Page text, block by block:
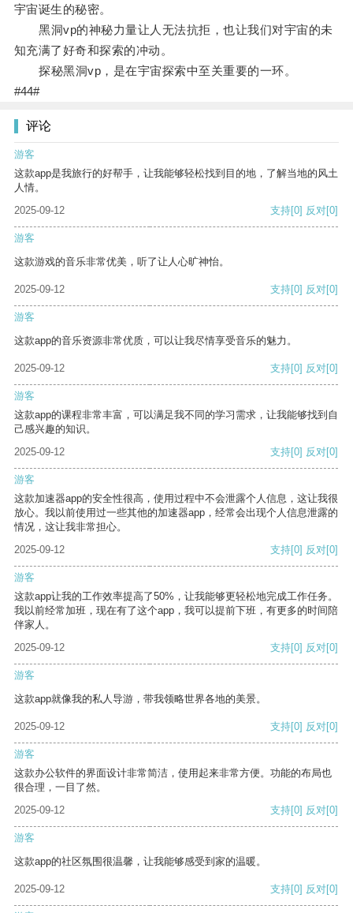
宇宙诞生的秘密。
黑洞vp的神秘力量让人无法抗拒，也让我们对宇宙的未
知充满了好奇和探索的冲动。
探秘黑洞vp，是在宇宙探索中至关重要的一环。
#44#
评论
游客
这款app是我旅行的好帮手，让我能够轻松找到目的地，了解当地的风土
人情。
2025-09-12
支持[0] 反对[0]
游客
这款游戏的音乐非常优美，听了让人心旷神怡。
2025-09-12 支持[0] 反对[0]
游客
这款app的音乐资源非常优质，可以让我尽情享受音乐的魅力。
2025-09-12 支持[0] 反对[0]
游客
这款app的课程非常丰富，可以满足我不同的学习需求，让我能够找到自
己感兴趣的知识。
2025-09-12
支持[0] 反对[0]
游客
这款加速器app的安全性很高，使用过程中不会泄露个人信息，这让我很
放心。我以前使用过一些其他的加速器app，经常会出现个人信息泄露的
情况，这让我非常担心。
2025-09-12
支持[0] 反对[0]
游客
这款app让我的工作效率提高了50%，让我能够更轻松地完成工作任务。
我以前经常加班，现在有了这个app，我可以提前下班，有更多的时间陪
伴家人。
2025-09-12
支持[0] 反对[0]
游客
这款app就像我的私人导游，带我领略世界各地的美景。
2025-09-12 支持[0] 反对[0]
游客
这款办公软件的界面设计非常简洁，使用起来非常方便。功能的布局也
很合理，一目了然。
2025-09-12
支持[0] 反对[0]
游客
这款app的社区氛围很温馨，让我能够感受到家的温暖。
2025-09-12 支持[0] 反对[0]